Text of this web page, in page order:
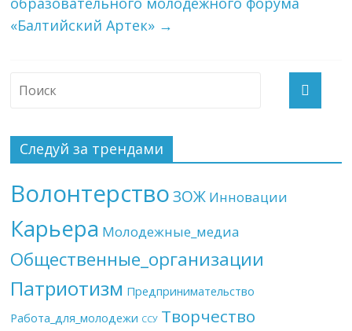
«Балтийский Артек» →
Следуй за трендами
Волонтерство ЗОЖ Инновации
Карьера Молодежные_медиа
Общественные_организации
Патриотизм Предпринимательство
Работа_для_молодежи ССУ Творчество